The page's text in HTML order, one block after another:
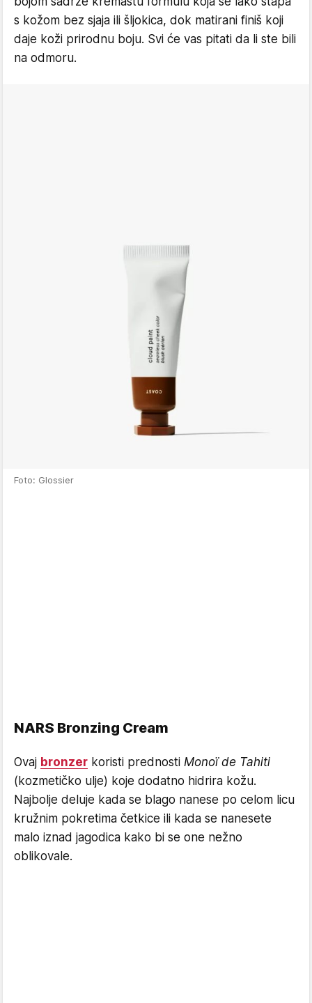
s kožom bez sjaja ili šljokica, dok matirani finiš koji
daje koži prirodnu boju. Svi će vas pitati da li ste bili
na odmoru.
Foto: Glossier
NARS Bronzing Cream
Ovaj bronzer koristi prednosti Monoï de Tahiti
(kozmetičko ulje) koje dodatno hidrira kožu.
Najbolje deluje kada se blago nanese po celom licu
kružnim pokretima četkice ili kada se nanesete
malo iznad jagodica kako bi se one nežno
oblikovale.